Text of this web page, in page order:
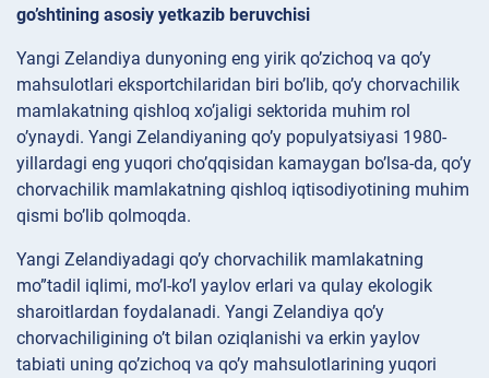
go’shtining asosiy yetkazib beruvchisi
Yangi Zelandiya dunyoning eng yirik qo’zichoq va qo’y
mahsulotlari eksportchilari­dan biri bo’lib, qo’y chorvachilik
mamlakatning qishloq xo’jaligi sektorida muhim rol
o’ynaydi. Yangi Zelandiyaning qo’y populyatsiyasi 1980-
yillardagi eng yuqori cho’qqisidan kamaygan bo’lsa-da, qo’y
chorvachilik mamlakatning qishloq iqtisodiyotining muhim
qismi bo’lib qolmoqda.
Yangi Zelandiyadagi qo’y chorvachilik mamlakatning
mo”tadil iqlimi, mo’l-ko’l yaylov erlari va qulay ekologik
sharoitlardan foydalanadi. Yangi Zelandiya qo’y
chorvachiligining o’t bilan oziqlanishi va erkin yaylov
tabiati uning qo’zichoq va qo’y mahsulotlarining yuqori